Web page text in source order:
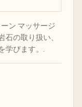
ン マッサージ
の取り扱い、
学びます。.